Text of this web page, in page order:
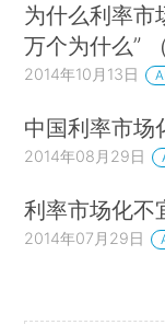
为什么利率
万个为什么”
2014年10月13日
中国利率市场
2014年08月29日
利率市场化不
2014年07月29日